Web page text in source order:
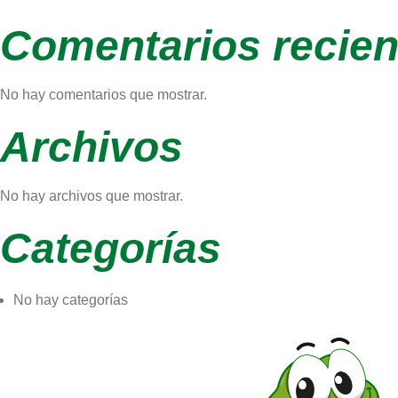
Comentarios
No hay comentarios que mostrar.
Archivos
No hay archivos que mostrar.
Categorías
No hay categorías